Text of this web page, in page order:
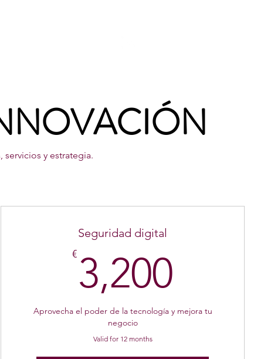
y estrategia.
Seguridad digital
€ 3,200
Aprovecha el poder de la tecnología y mejora tu
negocio
Valid for 12 months